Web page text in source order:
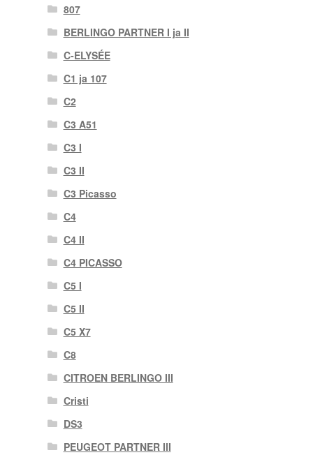
807
BERLINGO PARTNER I ja II
C-ELYSÉE
C1 ja 107
C2
C3 A51
C3 I
C3 II
C3 Picasso
C4
C4 II
C4 PICASSO
C5 I
C5 II
C5 X7
C8
CITROEN BERLINGO III
Cristi
DS3
PEUGEOT PARTNER III